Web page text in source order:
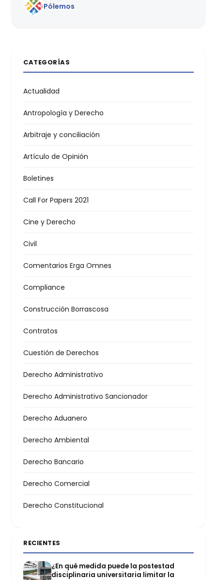
Pólemos
CATEGORÍAS
Actualidad
Antropología y Derecho
Arbitraje y conciliación
Artículo de Opinión
Boletines
Call For Papers 2021
Cine y Derecho
Civil
Comentarios Erga Omnes
Compliance
Construcción Borrascosa
Contratos
Cuestión de Derechos
Derecho Administrativo
Derecho Administrativo Sancionador
Derecho Aduanero
Derecho Ambiental
Derecho Bancario
Derecho Comercial
Derecho Constitucional
RECIENTES
¿En qué medida puede la postestad
disciplinaria universitaria limitar la